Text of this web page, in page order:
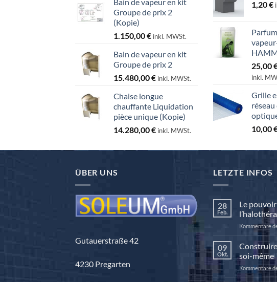
Groupe de prix 2
(Kopie)
1.150,00€ inkl. MWSt.
Bain de vapeur en kit
Groupe de prix 2
15.480,00€ inkl. MWSt.
Chaise longue
chauffante Liquidation
pièce unique (Kopie)
14.280,00€ inkl. MWSt.
1,20€
25,00
inkl.
Grille
10,00
ÜBER UNS
Gutauerstraße 42
4230 Pregarten
LETZTE INFOS
28
Feb.
Le
Kommentare
09
Okt.
soi-même
Kommentare